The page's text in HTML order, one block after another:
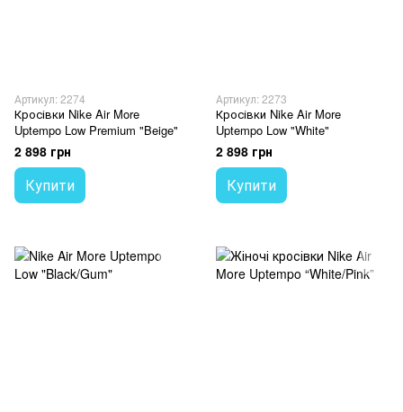
Артикул: 2274
Кросівки Nike Air More
Uptempo Low Premium "Beige"
2 898 грн
Купити
Артикул: 2273
Кросівки Nike Air More
Uptempo Low "White"
2 898 грн
Купити